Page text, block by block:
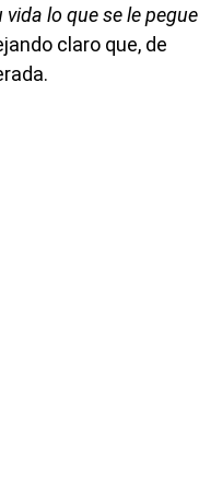
vida lo que se le pegue
claro que, de